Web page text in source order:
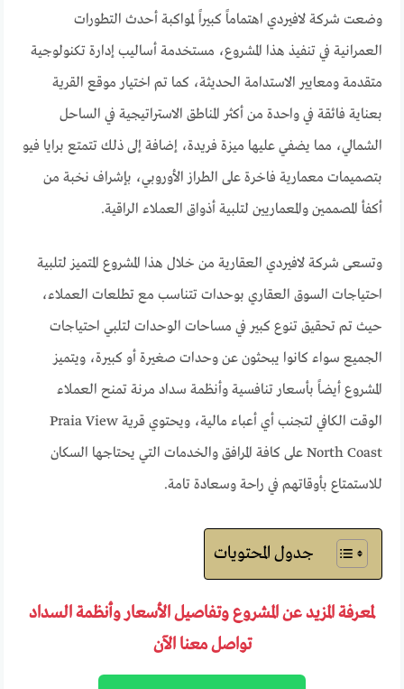
وضعت شركة لافيردي اهتماماً كبيراً لمواكبة أحدث التطورات
العمرانية في تنفيذ هذا المشروع، مستخدمة أساليب إدارة تكنولوجية
متقدمة ومعايير الاستدامة الحديثة، كما تم اختيار موقع القرية
بعناية فائقة في واحدة من أكثر المناطق الاستراتيجية في الساحل
الشمالي، مما يضفي عليها ميزة فريدة، إضافة إلى ذلك تتمتع برايا فيو
بتصميمات معمارية فاخرة على الطراز الأوروبي، بإشراف نخبة من
أكفأ المصممين والمعماريين لتلبية أذواق العملاء الراقية.
وتسعى شركة لافيردي العقارية من خلال هذا المشروع المتميز لتلبية
احتياجات السوق العقاري بوحدات تتناسب مع تطلعات العملاء،
حيث تم تحقيق تنوع كبير في مساحات الوحدات لتلبي احتياجات
الجميع سواء كانوا يبحثون عن وحدات صغيرة أو كبيرة، ويتميز
المشروع أيضاً بأسعار تنافسية وأنظمة سداد مرنة تمنح العملاء
الوقت الكافي لتجنب أي أعباء مالية، ويحتوي قرية Praia View
North Coast على كافة المرافق والخدمات التي يحتاجها السكان
للاستمتاع بأوقاتهم في راحة وسعادة تامة.
جدول المحتويات
لمعرفة المزيد عن المشروع وتفاصيل الأسعار وأنظمة السداد
تواصل معنا الآن